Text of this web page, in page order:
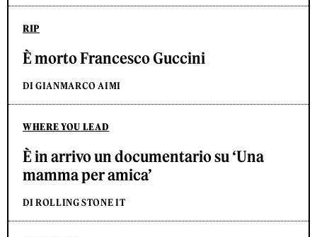
RIP
È morto Francesco Guccini
DI GIANMARCO AIMI
WHERE YOU LEAD
È in arrivo un documentario su ‘Una
mamma per amica’
DI ROLLING STONE IT